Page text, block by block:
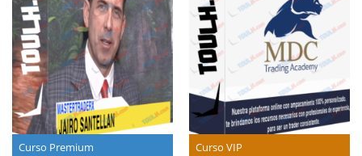
Curso Premium Curso VIP